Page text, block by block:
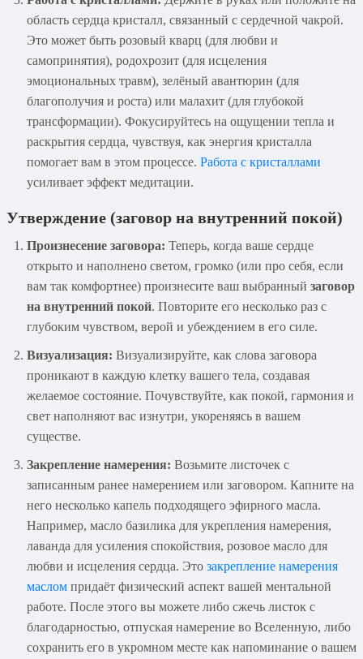
область сердца кристалл, связанный с сердечной чакрой.
Это может быть розовый кварц (для любви и
самопринятия), родохрозит (для исцеления
эмоциональных травм), зелёный авантюрин (для
благополучия и роста) или малахит (для глубокой
трансформации). Фокусируйтесь на ощущении тепла и
раскрытия сердца, чувствуя, как энергия кристалла
помогает вам в этом процессе. Работа с кристаллами
усиливает эффект медитации.
Утверждение (заговор на внутренний покой)
Произнесение заговора: Теперь, когда ваше сердце
открыто и наполнено светом, громко (или про себя, если
вам так комфортнее) произнесите ваш выбранный заговор
на внутренний покой. Повторите его несколько раз с
глубоким чувством, верой и убеждением в его силе.
Визуализация: Визуализируйте, как слова заговора
проникают в каждую клетку вашего тела, создавая
желаемое состояние. Почувствуйте, как покой, гармония и
свет наполняют вас изнутри, укореняясь в вашем
существе.
Закрепление намерения: Возьмите листочек с
записанным ранее намерением или заговором. Капните на
него несколько капель подходящего эфирного масла.
Например, масло базилика для укрепления намерения,
лаванда для усиления спокойствия, розовое масло для
любви и исцеления сердца. Это закрепление намерения
маслом придаёт физический аспект вашей ментальной
работе. После этого вы можете либо сжечь листок с
благодарностью, отпуская намерение во Вселенную, либо
сохранить его в укромном месте как напоминание о вашем